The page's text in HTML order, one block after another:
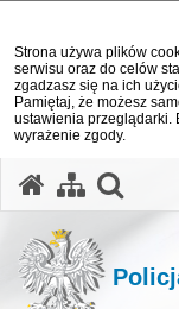
Strona używa plików
serwisu oraz do celów
zgadzasz się na ich
Pamiętaj, że możesz
ustawienia przeglądarki.
wyrażenie zgody.